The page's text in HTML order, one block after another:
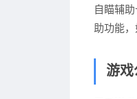
自瞄辅
助功能，
游戏